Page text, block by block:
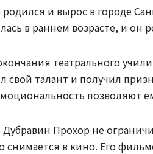
и вырос в городе
в раннем возрасте, и он
театрального
свой талант и получил
позволяют
Прохор не
снимается в кино. Его